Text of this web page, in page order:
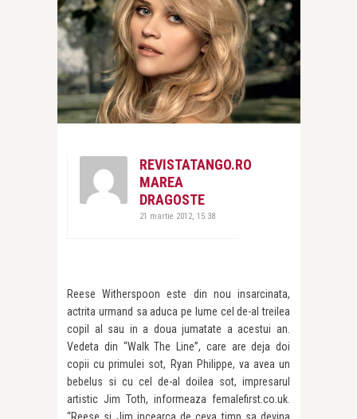
REVISTATANGO.RO
MAREA
DRAGOSTE
21 martie 2012, 15:38
Reese Witherspoon este din nou insarcinata,
actrita urmand sa aduca pe lume cel de-al treilea
copil al sau in a doua jumatate a acestui an.
Vedeta din “Walk The Line”, care are deja doi
copii cu primulei sot, Ryan Philippe, va avea un
bebelus si cu cel de-al doilea sot, impresarul
artistic Jim Toth, informeaza femalefirst.co.uk.